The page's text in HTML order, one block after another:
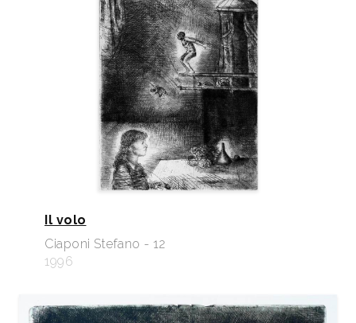
Il volo
Ciaponi Stefano - 12
1996